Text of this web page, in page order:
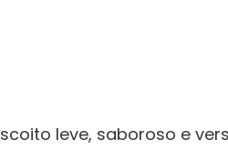
leve, saboroso e